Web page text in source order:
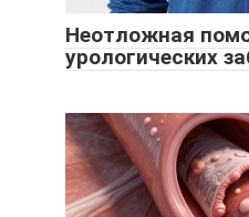
Неотложная
урологических